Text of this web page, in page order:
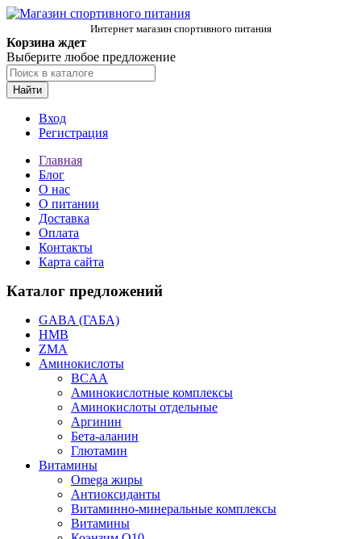
Интернет магазин спортивного питания
Корзина ждет
Выберите любое предложение
Найти
Вход
Регистрация
Главная
Блог
О нас
О питании
Доставка
Оплата
Контакты
Карта сайта
Каталог предложений
GABA (ГАБА)
HMB
ZMA
Аминокислоты
BCAA
Аминокислотные комплексы
Аминокислоты отдельные
Аргинин
Бета-аланин
Глютамин
Витамины
Omega жиры
Антиоксиданты
Витаминно-минеральные комплексы
Витамины